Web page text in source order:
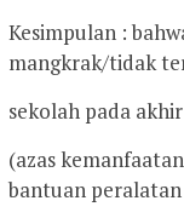
Kesimpulan :
mangkrak/tidak
sekolah pada
(azas
bantuan